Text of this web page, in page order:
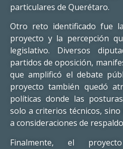
particulares de Querétaro.
Otro reto identificado fue
proyecto y la percepción
legislativo. Diversos
partidos de oposición,
que amplificó el debate
proyecto también quedó
políticas donde las
solo a criterios técnicos,
a consideraciones de
Finalmente, el